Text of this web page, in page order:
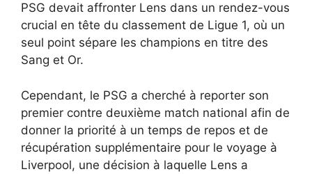
PSG devait affronter Lens dans un rendez-vous
crucial en tête du classement de Ligue 1, où un
seul point sépare les champions en titre des
Sang et Or.
Cependant, le PSG a cherché à reporter son
premier contre deuxième match national afin de
donner la priorité à un temps de repos et de
récupération supplémentaire pour le voyage à
Liverpool, une décision à laquelle Lens a